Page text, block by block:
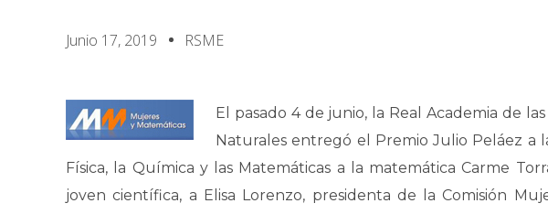
Junio 17, 2019 RSME
El pasado 4 de junio, la Real Academia de las
Naturales entregó el Premio Julio Peláez a
Física, la Química y las Matemáticas a la matemática Carme
joven científica, a Elisa Lorenzo, presidenta de la Comisión